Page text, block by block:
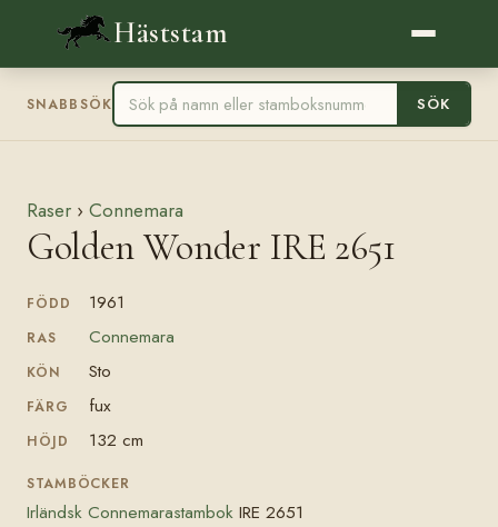
Häststam
SNABBSÖK SÖK
Raser › Connemara
Golden Wonder IRE 2651
FÖDD 1961
RAS Connemara
KÖN Sto
FÄRG fux
HÖJD 132 cm
STAMBÖCKER
Irländsk Connemarastambok IRE 2651